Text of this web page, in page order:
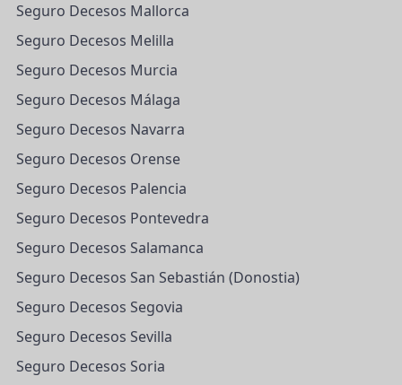
Seguro Decesos Mallorca
Seguro Decesos Melilla
Seguro Decesos Murcia
Seguro Decesos Málaga
Seguro Decesos Navarra
Seguro Decesos Orense
Seguro Decesos Palencia
Seguro Decesos Pontevedra
Seguro Decesos Salamanca
Seguro Decesos San Sebastián (Donostia)
Seguro Decesos Segovia
Seguro Decesos Sevilla
Seguro Decesos Soria